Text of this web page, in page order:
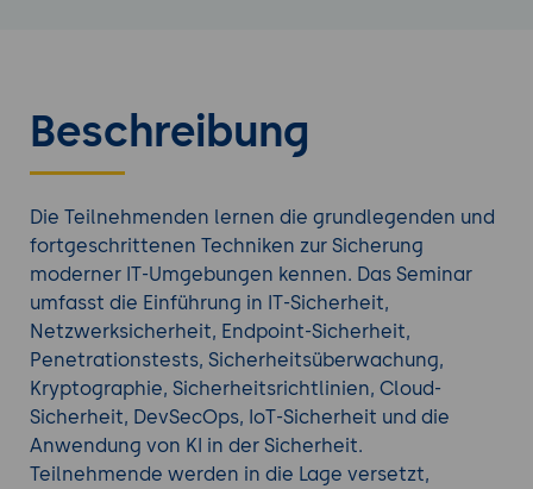
Beschreibung
Die Teilnehmenden lernen die grundlegenden und
fortgeschrittenen Techniken zur Sicherung
moderner IT-Umgebungen kennen. Das Seminar
umfasst die Einführung in IT-Sicherheit,
Netzwerksicherheit, Endpoint-Sicherheit,
Penetrationstests, Sicherheitsüberwachung,
Kryptographie, Sicherheitsrichtlinien, Cloud-
Sicherheit, DevSecOps, IoT-Sicherheit und die
Anwendung von KI in der Sicherheit.
Teilnehmende werden in die Lage versetzt,